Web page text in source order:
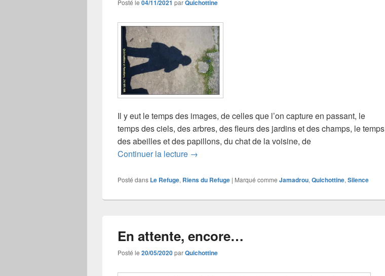
Posté le 04/11/2021 parQuichottine
Il y eut le temps des images, de celles que l’on capture en passant, le
temps des ciels, des arbres, des fleurs des jardins et des champs, le temps
des abeilles et des papillons, du chat de la voisine, de
Continuer la lecture Et vint le temps du silence
→
Posté dans Le Refuge, Riens du Refuge | Marqué comme Jamadrou, Quichottine, Silence
En attente, encore…
Posté le 20/05/2020parQuichottine